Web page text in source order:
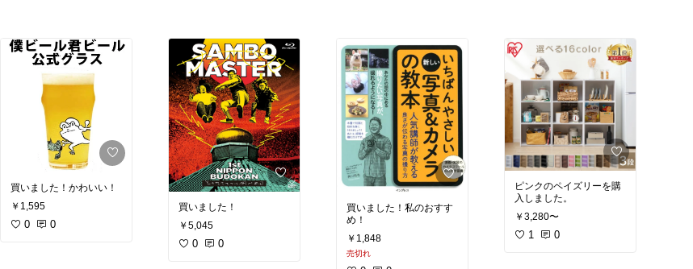
買いました！かわいい！
￥1,595
0 0
買いました！
￥5,045
0 0
買いました！私のおすす
め！
￥1,848
売切れ
ピンクのペイズリーを購
入しました。
￥3,280〜
1 0